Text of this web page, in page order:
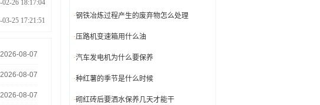
02-26 18:17:04
03-25 17:21:51
2026-08-07
2026-08-07
2026-08-07
·钢铁冶炼过程产生的废弃物怎么处理
·压路机变速箱用什么油
·汽车发电机为什么要保养
·种红薯的季节是什么时候
·砌红砖后要洒水保养几天才能干